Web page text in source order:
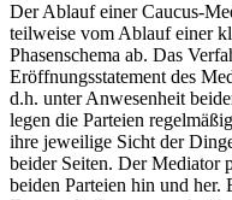
Der Ablauf einer Caucus-
teilweise vom Ablauf einer
Phasenschema ab. Das
Eröffnungsstatement des
d.h. unter Anwesenheit
legen die Parteien
ihre jeweilige Sicht der
beider Seiten. Der Mediator
beiden Parteien hin und her.